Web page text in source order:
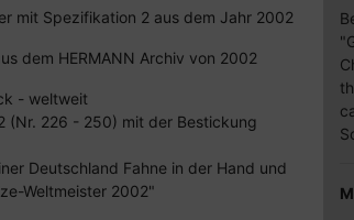
mit Spezifikation 2 aus dem Jahr 2002
dem HERMANN Archiv von 2002
- weltweit
(Nr. 226 - 250) mit der Bestickung
Deutschland Fahne in der Hand und
Weltmeister 2002"